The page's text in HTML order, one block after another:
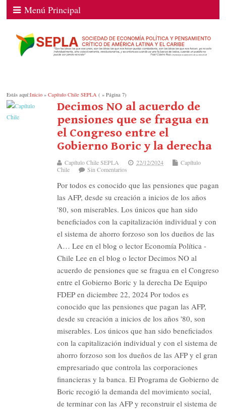
Menú Principal
Estás aquí:Inicio »Capítulo Chile SEPLA ( » Página 7)
Decimos NO al acuerdo de
pensiones que se fragua en
el Congreso entre el
Gobierno Boric y la derecha
Capítulo Chile SEPLA 22/12/2024
Capítulo
Chile
Sin Comentarios
Por todos es conocido que las pensiones que pagan
las AFP, desde su creación a inicios de los años
'80, son miserables. Los únicos que han sido
beneficiados con la capitalización individual y con
el sistema de ahorro forzoso son los dueños de las
A… Lee en el blog o lector Economía Política -
Chile Lee en el blog o lector Decimos NO al
acuerdo de pensiones que se fragua en el Congreso
entre el Gobierno Boric y la derecha De Equipo
FDEP en diciembre 22, 2024 Por todos es
conocido que las pensiones que pagan las AFP,
desde su creación a inicios de los años '80, son
miserables. Los únicos que han sido beneficiados
con la capitalización individual y con el sistema de
ahorro forzoso son los dueños de las AFP y el gran
empresariado que controla las corporaciones
financieras y la banca. El Programa de Gobierno de
Boric recogió la demanda del movimiento social,
de terminar con las AFP y reconstruir el sistema de